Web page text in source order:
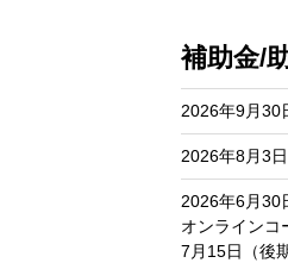
補助金/
2026年9月30
2026年8月3日
2026年6月30
オンラインコ
7月15日（後